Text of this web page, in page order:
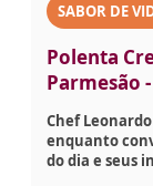
SABOR DE
Polenta
Parmesão
Chef
enquanto
do dia e seus